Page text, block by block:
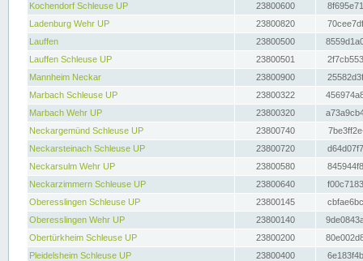
Kochendorf Schleuse UP
23800600
Ladenburg Wehr UP
23800820
Lauffen
23800500
Lauffen Schleuse UP
23800501
Mannheim Neckar
23800900
Marbach Schleuse UP
23800322
Marbach Wehr UP
23800320
Neckargemünd Schleuse UP
23800740
Neckarsteinach Schleuse UP
23800720
Neckarsulm Wehr UP
23800580
Neckarzimmern Schleuse UP
23800640
Oberesslingen Schleuse UP
23800145
Oberesslingen Wehr UP
23800140
Obertürkheim Schleuse UP
23800200
Pleidelsheim Schleuse UP
23800400